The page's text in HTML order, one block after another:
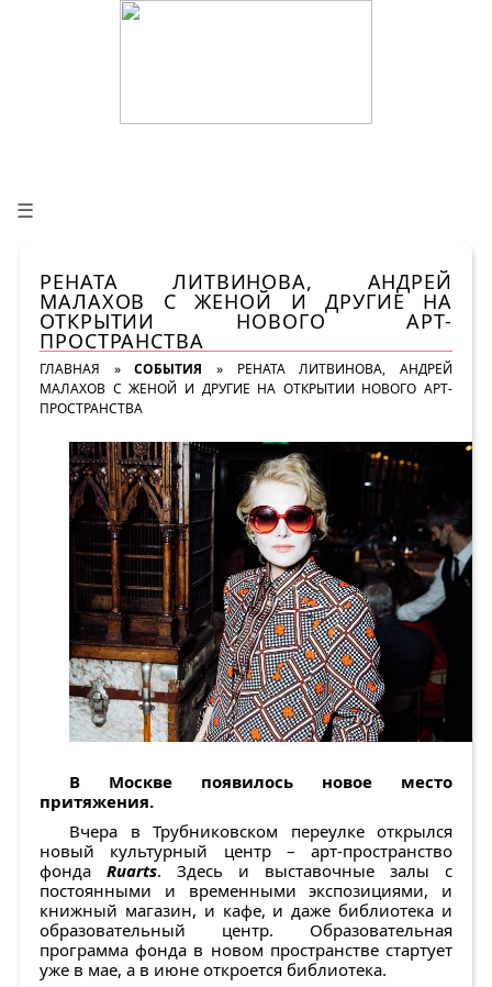
☰
РЕНАТА ЛИТВИНОВА, АНДРЕЙ
МАЛАХОВ С ЖЕНОЙ И ДРУГИЕ НА
ОТКРЫТИИ НОВОГО АРТ-
ПРОСТРАНСТВА
ГЛАВНАЯ »СОБЫТИЯ » РЕНАТА ЛИТВИНОВА, АНДРЕЙ
МАЛАХОВ С ЖЕНОЙ И ДРУГИЕ НА ОТКРЫТИИ НОВОГО АРТ-
ПРОСТРАНСТВА
В Москве появилось новое место
притяжения.
Вчера в Трубниковском переулке открылся
новый культурный центр – арт-пространство
фонда Ruarts. Здесь и выставочные залы с
постоянными и временными экспозициями, и
книжный магазин, и кафе, и даже библиотека и
образовательный центр. Образовательная
программа фонда в новом пространстве стартует
уже в мае, а в июне откроется библиотека.